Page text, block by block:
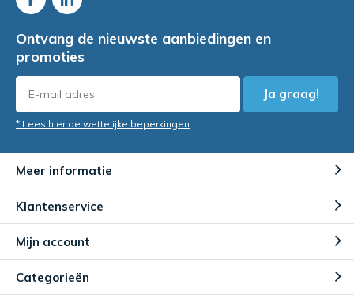
Ontvang de nieuwste aanbiedingen en
promoties
Ja graag!
* Lees hier de wettelijke beperkingen
Meer informatie
Klantenservice
Mijn account
Categorieën